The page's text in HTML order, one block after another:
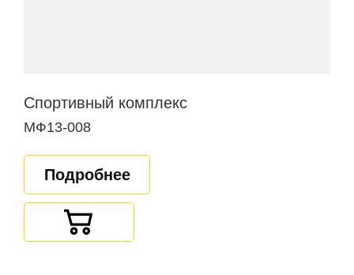
Спортивный комплекс
МФ13-008
Подробнее